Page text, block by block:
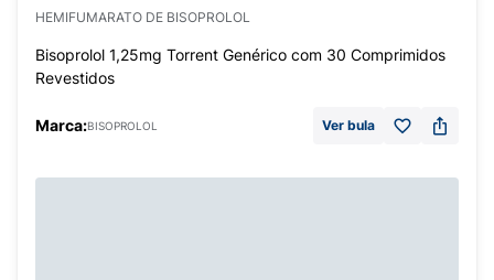
HEMIFUMARATO DE BISOPROLOL
Bisoprolol 1,25mg Torrent Genérico com 30 Comprimidos
Revestidos
Marca:BISOPROLOL Ver bula